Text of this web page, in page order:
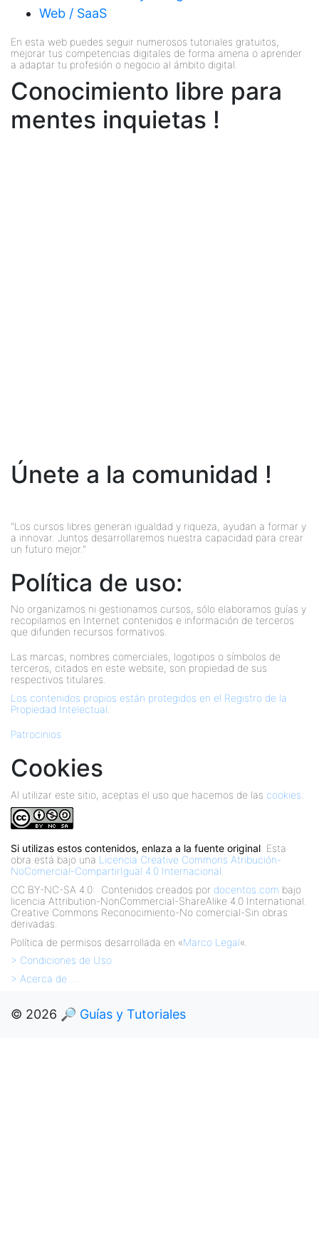
Web / SaaS
En esta web puedes seguir numerosos tutoriales gratuitos,
mejorar tus competencias digitales de forma amena o aprender
a adaptar tu profesión o negocio al ámbito digital.
Conocimiento libre para
mentes inquietas !
Únete a la comunidad !
"Los cursos libres generan igualdad y riqueza, ayudan a formar y
a innovar. Juntos desarrollaremos nuestra capacidad para crear
un futuro mejor."
Política de uso:
No organizamos ni gestionamos cursos, sólo elaboramos guías y
recopilamos en Internet contenidos e información de terceros
que difunden recursos formativos.
Las marcas, nombres comerciales, logotipos o símbolos de
terceros, citados en este website, son propiedad de sus
respectivos titulares.
Los contenidos propios están protegidos en el Registro de la
Propiedad Intelectual
Patrocinios
Cookies
Al utilizar este sitio, aceptas el uso que hacemos de las cookies
Si utilizas estos contenidos, enlaza a la fuente original: Esta
obra está bajo una Licencia Creative Commons Atribución-
NoComercial-CompartirIgual 4.0 Internacional.
CC BY-NC-SA 4.0: Contenidos creados por docentos.com bajo
licencia Attribution-NonCommercial-ShareAlike 4.0 International.
Creative Commons Reconocimiento-No comercial-Sin obras
derivadas.
Política de permisos desarrollada en «Marco Legal«.
> Condiciones de Uso
> Acerca de …
© 2026 🔎 Guías y Tutoriales